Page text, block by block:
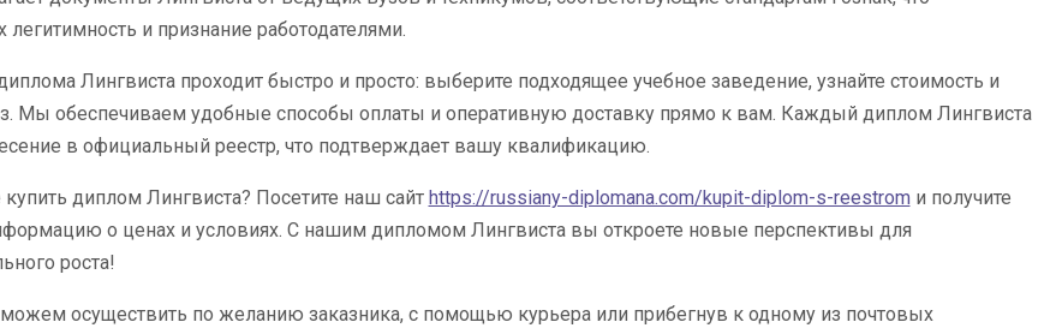
легитимность и признание работодателями.
Лингвиста проходит быстро и просто: выберите подходящее учебное заведение, узнайте стоимость и
Мы обеспечиваем удобные способы оплаты и оперативную доставку прямо к вам. Каждый диплом Лингвиста
в официальный реестр, что подтверждает вашу квалификацию.
купить диплом Лингвиста? Посетите наш сайт https://russiany-diplomana.com/kupit-diplom-s-reestrom и получите
о ценах и условиях. С нашим дипломом Лингвиста вы откроете новые перспективы для
роста!
осуществить по желанию заказника, с помощью курьера или прибегнув к одному из почтовых